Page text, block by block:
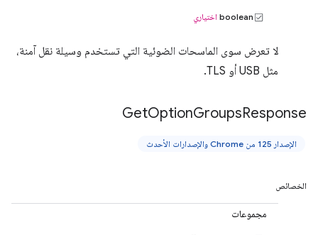
boolean اختياري
لا تعرض سوى الماسحات الضوئية التي تستخدم وسيلة نقل آمنة،
مثل USB أو TLS.
GetOptionGroupsResponse
الإصدار 125 من Chrome والإصدارات الأحدث
الخصائص
مجموعات